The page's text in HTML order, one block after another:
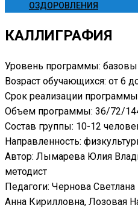
ОЗДОРОВЛЕНИЯ
КАЛЛИГРАФИЯ
Уровень программы:
Возраст обучающихся: от 6
Срок реализации
Объем программы: 36/72/
Состав группы: 10-12
Направленность:
Автор: Лымарева Юлия
методист
Педагоги: Чернова
Анна Кирилловна, Лозовая